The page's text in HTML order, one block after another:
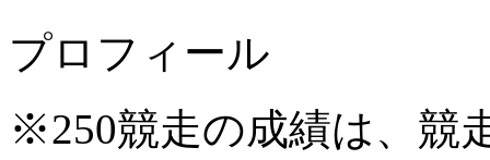
プロフィール
※250競走の成績は、競